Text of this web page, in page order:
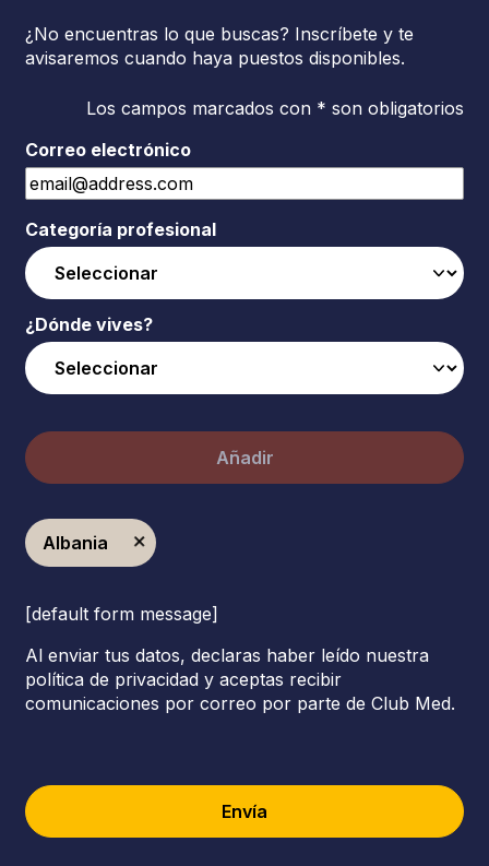
¿No encuentras lo que buscas? Inscríbete y te
avisaremos cuando haya puestos disponibles.
Los campos marcados con * son obligatorios
Correo electrónico
Categoría profesional
¿Dónde vives?
Añadir
Albania
[default form message]
Al enviar tus datos, declaras haber leído nuestra
política de privacidad y aceptas recibir
comunicaciones por correo por parte de Club Med.
Envía